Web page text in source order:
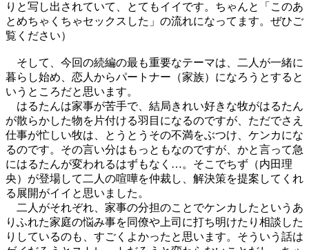
りと写し出されていて、とてもイイです。ちゃんと「このあ
とめちゃくちゃセックスした」の流れになってます。ぜひご
覧ください）
そして、今回の続編の最も重要なテーマは、二人が一緒に
暮らし始め、恋人からパートナー（家族）になろうとすると
いうところだと思います。
はるたんは家事が苦手で、結局きれい好きな牧がはるたん
が散らかした物を片付ける羽目になるのですが、ただでさえ
仕事が忙しい牧は、とうとうその不満をぶつけ、ケンカにな
るのです。その言い分はもっともなのですが、かと言って急
にはるたんが変われるはずもなく…。そこでちず（内田理
央）が登場して二人の喧嘩を仲裁し、解決策を提案してくれ
る展開がイイと思いました。
二人がそれぞれ、家事の分担のことでケンカしたというあ
りふれた家庭の悩み事を同僚や上司に打ち明けたり相談した
りしているのも、すごくよかったと思います。そういう話は